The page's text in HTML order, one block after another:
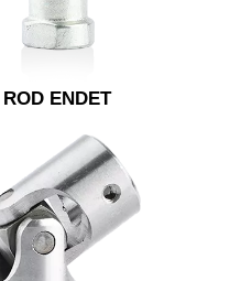
ROD ENDET